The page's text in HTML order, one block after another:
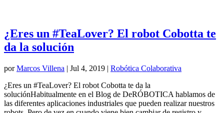
¿Eres un #TeaLover? El robot Cobotta te
da la solución
porMarcos Villena | Jul 4, 2019 | Robótica Colaborativa
¿Eres un #TeaLover? El robot Cobotta te da la
soluciónHabitualmente en el Blog de DeRÓBOTICA hablamos de
las diferentes aplicaciones industriales que pueden realizar nuestros